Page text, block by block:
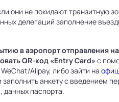
они не покидают транзитную
делегаций заполнение
в аэропорт отправления
QR-код «Entry Card» с
Alipay, либо зайти на
заполнить анкету с введением
данных паспорта.